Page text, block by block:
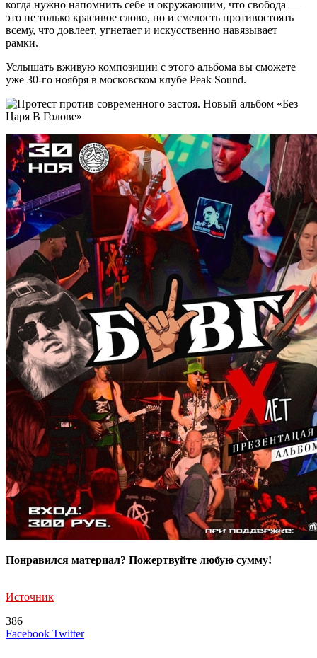
когда нужно напомнить себе и окружающим, что свобода —
это не только красивое слово, но и смелость противостоять
всему, что довлеет, угнетает и искусственно навязывает
рамки.
Услышать вживую композиции с этого альбома вы сможете
уже 30-го ноября в московском клубе Peak Sound.
Понравился материал? Пожертвуйте любую сумму!
Источник
386
Facebook TwitterLinkedIn
Tumblr
Reddit
Вконтакте
Одноклассники
Skype
Messenger
Messenger
WhatsApp
Telegram
Viber
Line
Поделиться
Печатать